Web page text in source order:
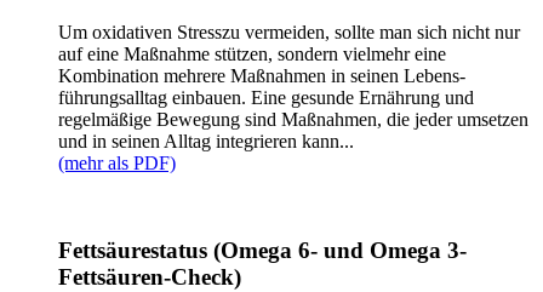
Um oxidativen Stresszu vermeiden, sollte man sich nicht nur
auf eine Maßnahme stützen, sondern vielmehr eine
Kombination mehrere Maßnahmen in seinen Lebens-
führungsalltag einbauen. Eine gesunde Ernährung und
regelmäßige Bewegung sind Maßnahmen, die jeder umsetzen
und in seinen Alltag integrieren kann...
(mehr als PDF)
Fettsäurestatus (Omega 6- und Omega 3-
Fettsäuren-Check)